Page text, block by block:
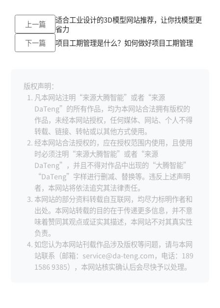
上一篇
适合工业设计的3D模型网站推荐，让你找模型更
省力
下一篇
项目工期管理是什么？如何做好项目工期管理
版权声明：
凡本网站注明“来源大腾智能”或者“来源
DaTeng”的所有作品，均为本网站合法拥有版权的
作品，未经本网站授权，任何媒体、网站、个人不得
转载、链接、转帖或以其他方式使用。
经本网站合法授权的，应在授权范围内使用，且使用
时必须注明“来源大腾智能”或者“来源
DaTeng”，并且不得对作品中出现的“大腾智能”
“DaTeng”字样进行删减、替换等。违反上述声明
者，本网站将依法追究其法律责任。
本网站的部分资料转载自互联网，均尽力标明作者和
出处。本网站转载的目的在于传递更多信息，并不意
味着赞同其观点或证实其描述，本网站不对其真实性
负责。
如您认为本网站刊载作品涉及版权等问题，请与本网
站联系（邮箱：service@da-teng.com，电话：189
1586 9385），本网站核实确认后会尽快予以处理。